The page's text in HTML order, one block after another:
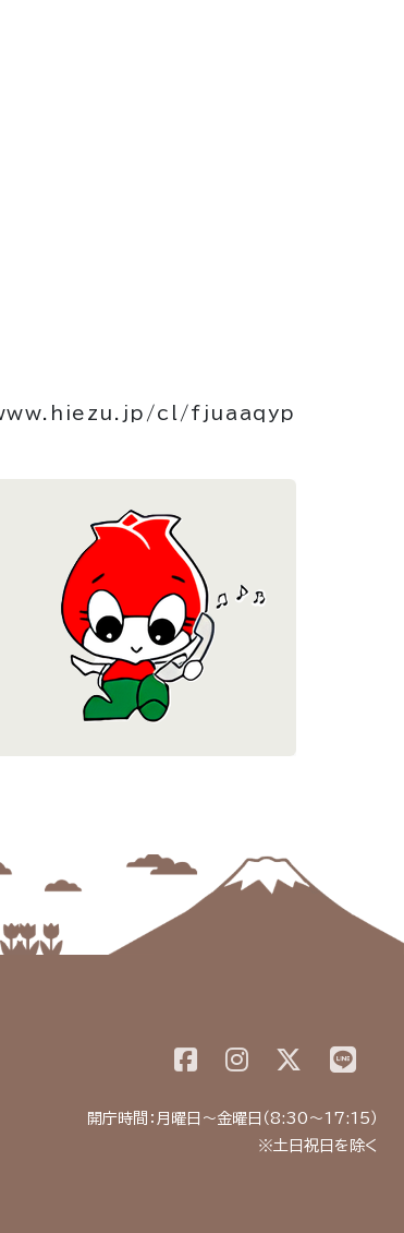
cl/fjuaaqyp
開庁時間：月曜日～金曜日（8:30～17:15）
※土日祝日を除く